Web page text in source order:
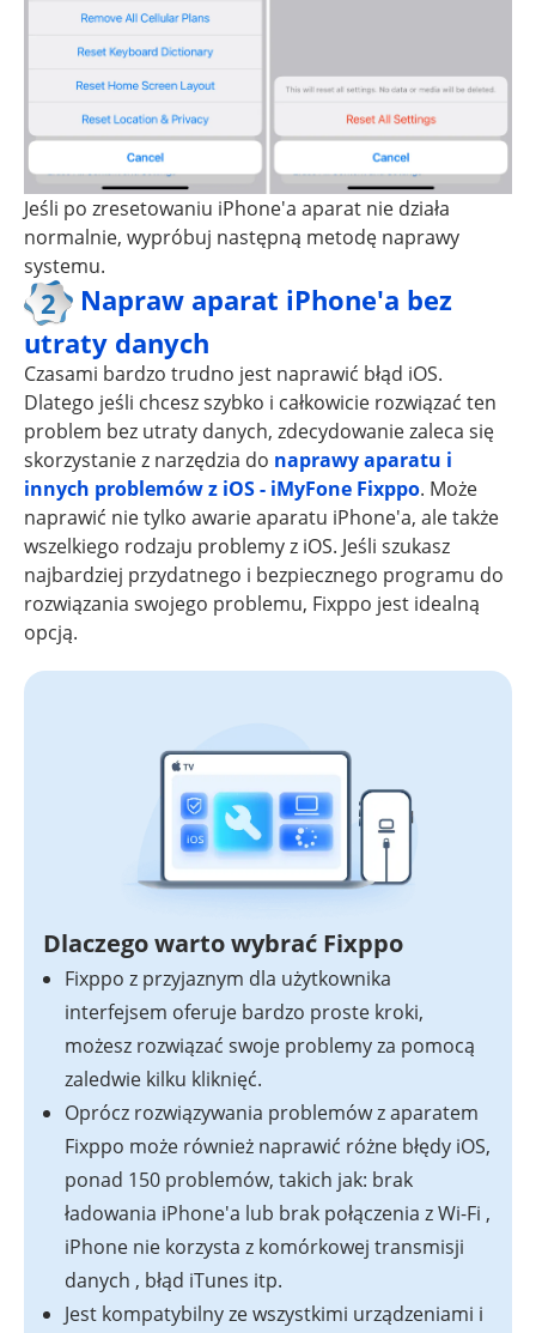
Jeśli po zresetowaniu iPhone'a aparat nie działa
normalnie, wypróbuj następną metodę naprawy
systemu.
2
Napraw aparat iPhone'a bez
utraty danych
Czasami bardzo trudno jest naprawić błąd iOS.
Dlatego jeśli chcesz szybko i całkowicie rozwiązać ten
problem bez utraty danych, zdecydowanie zaleca się
skorzystanie z narzędzia do naprawy aparatu i
innych problemów z iOS - iMyFone Fixppo. Może
naprawić nie tylko awarie aparatu iPhone'a, ale także
wszelkiego rodzaju problemy z iOS. Jeśli szukasz
najbardziej przydatnego i bezpiecznego programu do
rozwiązania swojego problemu, Fixppo jest idealną
opcją.
Dlaczego warto wybrać Fixppo
Fixppo z przyjaznym dla użytkownika
interfejsem oferuje bardzo proste kroki,
możesz rozwiązać swoje problemy za pomocą
zaledwie kilku kliknięć.
Oprócz rozwiązywania problemów z aparatem
Fixppo może również naprawić różne błędy iOS,
ponad 150 problemów, takich jak: brak
ładowania iPhone'a lub brak połączenia z Wi-Fi ,
iPhone nie korzysta z komórkowej transmisji
danych , błąd iTunes itp.
Jest kompatybilny ze wszystkimi urządzeniami i